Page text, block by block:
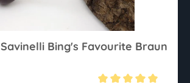
Savinelli Bing's Favourite Braun